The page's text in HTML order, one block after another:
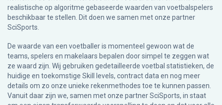
realistische op algoritme gebaseerde waarden van voetbalspelers
beschikbaar te stellen. Dit doen we samen met onze partner
SciSports
De waarde van een voetballer is momenteel gewoon wat de
teams, spelers en makelaars bepalen door simpel te zeggen wat
ze waard zijn. Wij gebruiken gedetailleerde voetbal statistieken, de
huidige en toekomstige Skill levels, contract data en nog meer
details om zo onze unieke rekenmethodes toe te kunnen passen.
Vanuit daar zijn we, samen met onze partner SciSports, in staat